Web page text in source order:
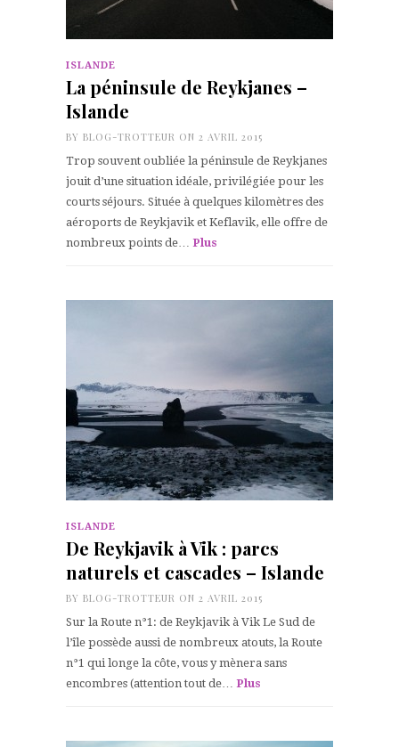
ISLANDE
La péninsule de Reykjanes –
Islande
BY BLOG-TROTTEUR ON 2 AVRIL 2015
Trop souvent oubliée la péninsule de Reykjanes
jouit d’une situation idéale, privilégiée pour les
courts séjours. Située à quelques kilomètres des
aéroports de Reykjavik et Keflavik, elle offre de
nombreux points de… Plus
ISLANDE
De Reykjavik à Vik : parcs
naturels et cascades – Islande
BY BLOG-TROTTEUR ON 2 AVRIL 2015
Sur la Route n°1: de Reykjavik à Vik Le Sud de
l’île possède aussi de nombreux atouts, la Route
n°1 qui longe la côte, vous y mènera sans
encombres (attention tout de… Plus